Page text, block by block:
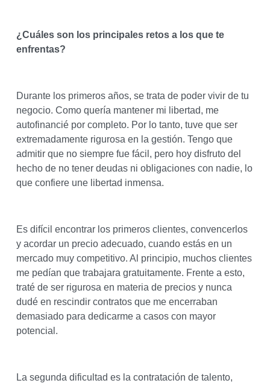
¿Cuáles son los principales retos a los que te
enfrentas?
Durante los primeros años, se trata de poder vivir de tu
negocio. Como quería mantener mi libertad, me
autofinancié por completo. Por lo tanto, tuve que ser
extremadamente rigurosa en la gestión. Tengo que
admitir que no siempre fue fácil, pero hoy disfruto del
hecho de no tener deudas ni obligaciones con nadie, lo
que confiere une libertad inmensa.
Es difícil encontrar los primeros clientes, convencerlos
y acordar un precio adecuado, cuando estás en un
mercado muy competitivo. Al principio, muchos clientes
me pedían que trabajara gratuitamente. Frente a esto,
traté de ser rigurosa en materia de precios y nunca
dudé en rescindir contratos que me encerraban
demasiado para dedicarme a casos con mayor
potencial.
La segunda dificultad es la contratación de talento,